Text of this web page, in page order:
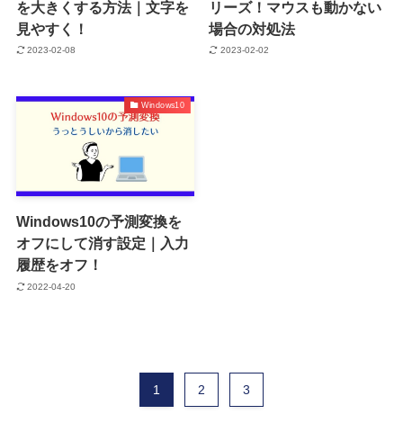
を大きくする方法｜文字を
見やすく！
2023-02-08
リーズ！マウスも動かない
場合の対処法
2023-02-02
Windows10
Windows10の予測変換を
オフにして消す設定｜入力
履歴をオフ！
2022-04-20
1 2 3